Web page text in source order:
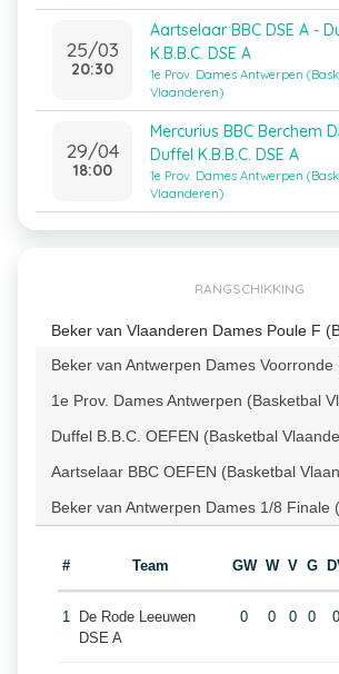
25/03
20:30
Aartselaar BBC DSE A -
K.B.B.C. DSE A
1e Prov. Dames Antwerpen
Vlaanderen)
29/04
18:00
Mercurius BBC Berchem
Duffel K.B.B.C. DSE A
1e Prov. Dames Antwerpen
Vlaanderen)
RANGSCHIKKING
Beker van Vlaanderen Dames Poule F
Beker van Antwerpen Dames
1e Prov. Dames Antwerpen (Basketbal
Duffel B.B.C. OEFEN (Basketbal
Aartselaar BBC OEFEN (Basketbal
Beker van Antwerpen Dames 1/8 Finale
# Team GW W V G
1
De Rode Leeuwen
DSE A
0 0 0 0 0